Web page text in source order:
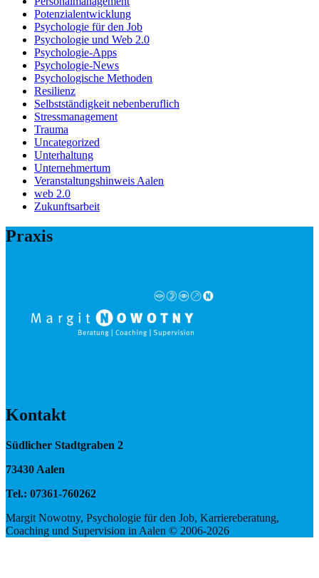
Potenzialentwicklung
Psychologie für den Job
Psychologie und Web 2.0
Psychologie-Apps
Psychologie-News
Psychologische Methoden
Resilienz
Selbstständigkeit nebenberuflich
Stressmanagement
Trauma
Uncategorized
Unterhaltung
Unternehmertum
Veranstaltungshinweis Aalen
web 2.0
Zukunftsarbeit
Praxis
Kontakt
Südlicher Stadtgraben 2
73430 Aalen
Tel.: 07361-760262
Margit Nowotny, Psychologie für den Job, Karriereberatung,
Coaching und Supervision in Aalen © 2006-2026